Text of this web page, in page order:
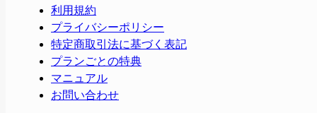
利用規約
プライバシーポリシー
特定商取引法に基づく表記
プランごとの特典
マニュアル
お問い合わせ